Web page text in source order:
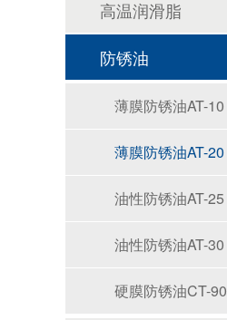
高温润滑脂
防锈油
薄膜防锈油AT-10
薄膜防锈油AT-20
油性防锈油AT-25
油性防锈油AT-30
硬膜防锈油CT-90